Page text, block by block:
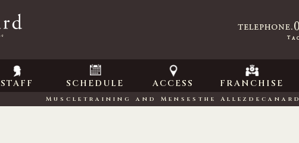
STAFF SCHEDULE ACCESS FRANCHISE
Muscletraining and Mensesthe
Allezdecanard